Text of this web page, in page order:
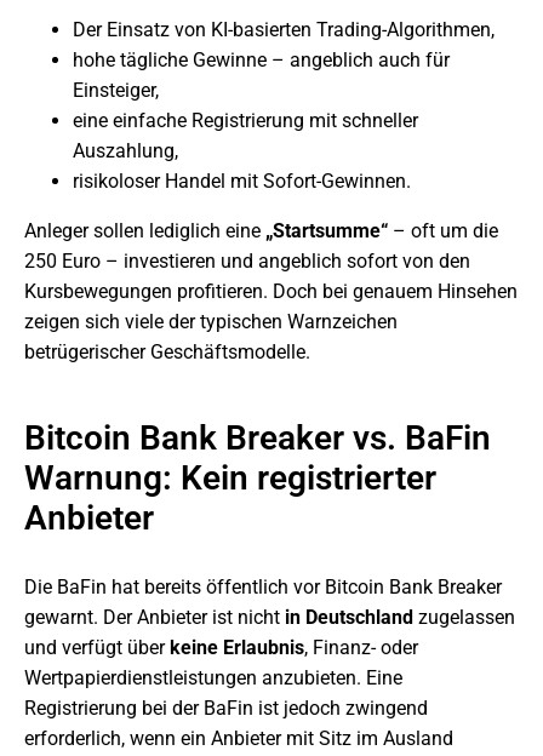
Der Einsatz von KI-basierten Trading-Algorithmen,
hohe tägliche Gewinne – angeblich auch für
Einsteiger,
eine einfache Registrierung mit schneller
Auszahlung,
risikoloser Handel mit Sofort-Gewinnen.
Anleger sollen lediglich eine „Startsumme“ – oft um die
250 Euro – investieren und angeblich sofort von den
Kursbewegungen profitieren. Doch bei genauem Hinsehen
zeigen sich viele der typischen Warnzeichen
betrügerischer Geschäftsmodelle.
Bitcoin Bank Breaker vs. BaFin
Warnung: Kein registrierter
Anbieter
Die BaFin hat bereits öffentlich vor Bitcoin Bank Breaker
gewarnt. Der Anbieter ist nicht in Deutschland zugelassen
und verfügt überkeine Erlaubnis, Finanz- oder
Wertpapierdienstleistungen anzubieten. Eine
Registrierung bei der BaFin ist jedoch zwingend
erforderlich, wenn ein Anbieter mit Sitz im Ausland